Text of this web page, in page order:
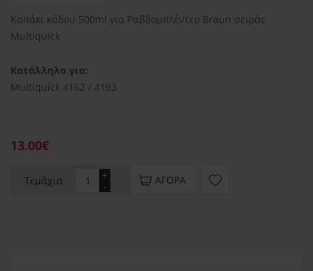
Καπάκι κάδου 500ml για Ραβδομπλέντερ Braun σειράς
Multiquick
Κατάλληλο για:
Multiquick 4162 / 4193
13.00€
Τεμάχια -
+ ΑΓΟΡΆ